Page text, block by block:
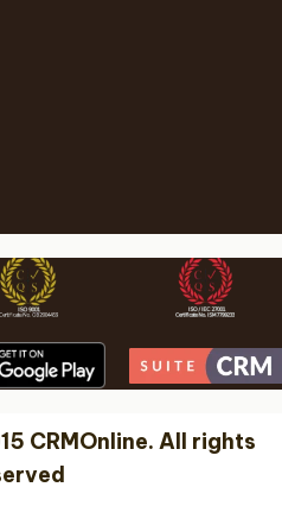
CRMOnline. All rights